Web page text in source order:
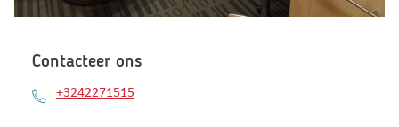
Contacteer ons
+3242271515